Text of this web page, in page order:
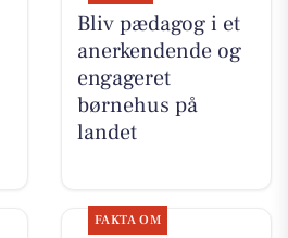
Bliv pædagog i et
anerkendende og
engageret
børnehus på
landet
FAKTA OM